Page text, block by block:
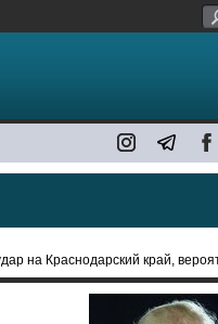
край, вероятно, на